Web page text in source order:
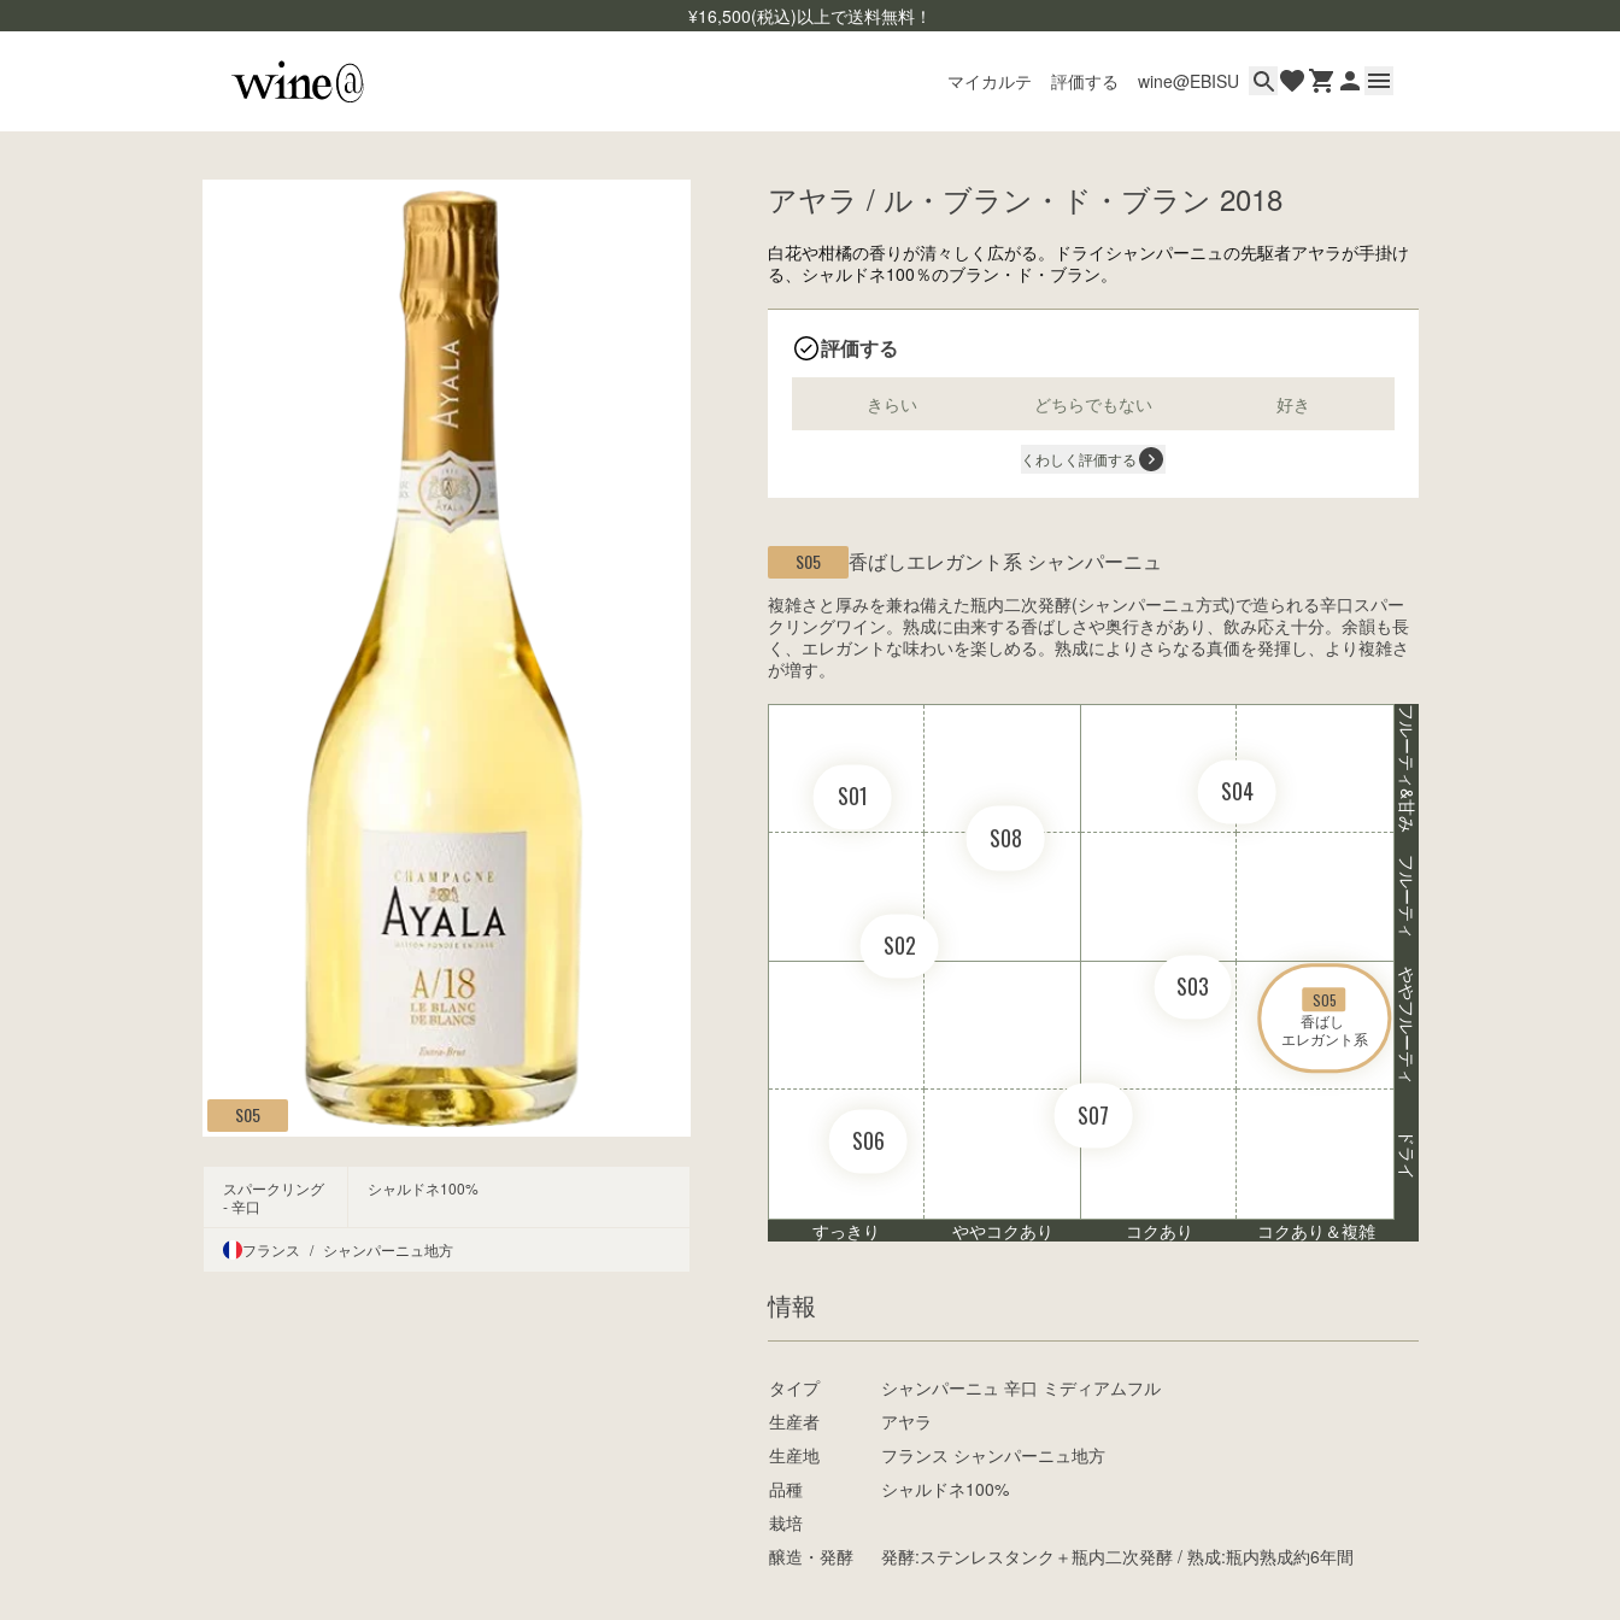
¥16,500(税込)以上で送料無料！
マイカルテ 評価する wine@EBISU
マイカルテ
評価する
wine@EBISU
商品検索
ログイン
よくあるご質問
お問い合わせ
wine@とは
S05
スパークリング
- 辛口
シャルドネ100%
フランス / シャンパーニュ地方
アヤラ / ル・ブラン・ド・ブラン 2018
白花や柑橘の香りが清々しく広がる。ドライシャンパーニュの先駆者アヤラが手掛け
る、シャルドネ100％のブラン・ド・ブラン。
評価する
きらい どちらでもない 好き
くわしく評価する
S05 香ばしエレガント系 シャンパーニュ
複雑さと厚みを兼ね備えた瓶内二次発酵(シャンパーニュ方式)で造られる辛口スパー
クリングワイン。熟成に由来する香ばしさや奥行きがあり、飲み応え十分。余韻も長
く、エレガントな味わいを楽しめる。熟成によりさらなる真価を発揮し、より複雑さ
が増す。
S01
S02
S03
S04
S05
香ばし
エレガント系
S06
S07
S08
フルーティ&甘み
フルーティ
ややフルーティ
ドライ
すっきり ややコクあり コクあり コクあり＆複雑
情報
タイプ
シャンパーニュ 辛口 ミディアムフル
生産者
アヤラ
生産地
フランス シャンパーニュ地方
品種
シャルドネ100%
栽培
醸造・発酵
発酵:ステンレスタンク＋瓶内二次発酵 / 熟成:瓶内熟成約6年間